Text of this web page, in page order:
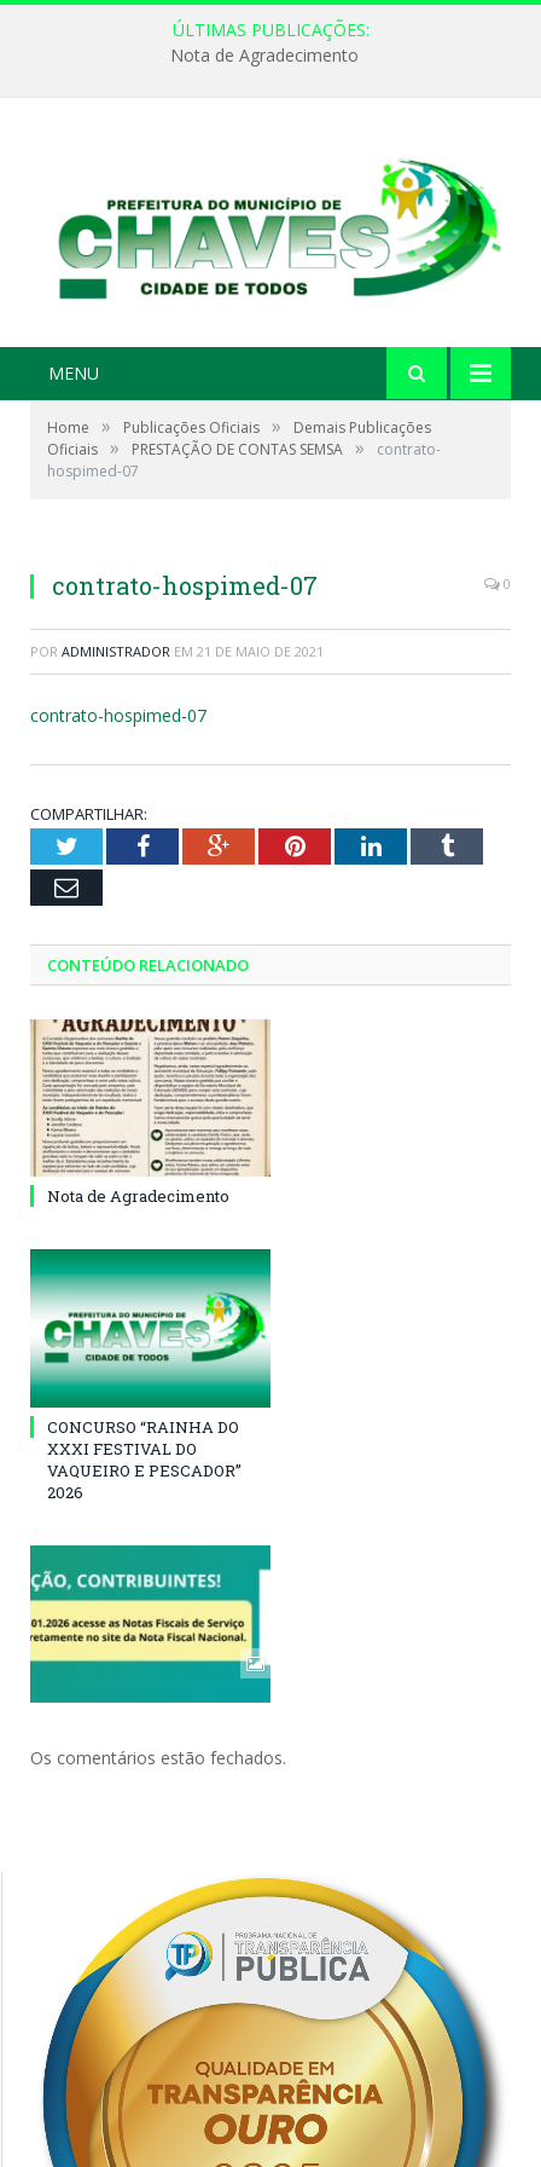
ÚLTIMAS PUBLICAÇÕES:
Nota de Agradecimento
MENU
Home » Publicações Oficiais »
Demais Publicações
Oficiais » PRESTAÇÃO DE CONTAS SEMSA »
contrato-
hospimed-07
contrato-hospimed-07 0
POR ADMINISTRADOR EM 21 DE MAIO DE 2021
contrato-hospimed-07
COMPARTILHAR:
TwitterFacebookGoogle+PinterestLinkedInTumblr
Email
CONTEÚDO RELACIONADO
Nota de Agradecimento
CONCURSO “RAINHA DO
XXXI FESTIVAL DO
VAQUEIRO E PESCADOR”
2026
Os comentários estão fechados.